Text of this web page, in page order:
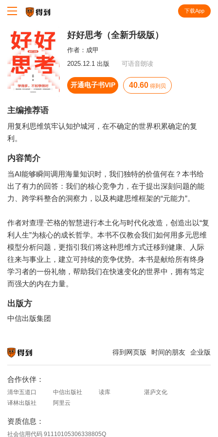
下载App
好好思考（全新升级版）
作者： 成甲
2025.12.1 出版
可语音朗读
开通电子书VIP 40.60 得到贝
主编推荐语
用复利思维筑牢认知护城河，在不确定的世界积累确定的复
利。
内容简介
当AI能够瞬间调用海量知识时，我们独特的价值何在？本书给
出了有力的回答：我们的核心竞争力，在于提出深刻问题的能
力、跨学科整合的洞察力，以及构建思维框架的“元能力”。
作者对查理·芒格的智慧进行本土化与时代化改造，创造出以“复
利人生”为核心的成长哲学。本书不仅教会我们如何用多元思维
模型分析问题，更指引我们将这种思维方式迁移到健康、人际
往来与事业上，建立可持续的竞争优势。本书是献给所有终身
学习者的一份礼物，帮助我们在快速变化的世界中，拥有笃定
而强大的内在力量。
出版方
中信出版集团
得到网页版 时间的朋友 企业版
合作伙伴：
清华五道口 中信出版社 读库
湛庐文化
译林出版社
阿里云
资质信息：
社会信用代码 91110105306338805Q